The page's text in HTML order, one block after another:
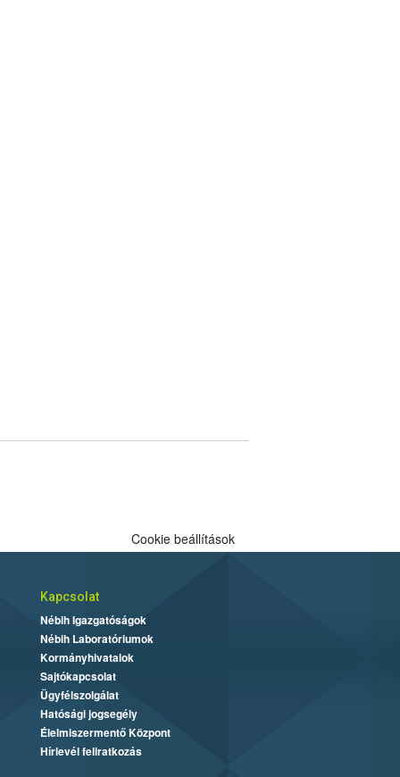
Cookie beállítások
Kapcsolat
Nébih Igazgatóságok
Nébih Laboratóriumok
Kormányhivatalok
Sajtókapcsolat
Ügyfélszolgálat
Hatósági jogsegély
Élelmiszermentő Központ
Hírlevél feliratkozás